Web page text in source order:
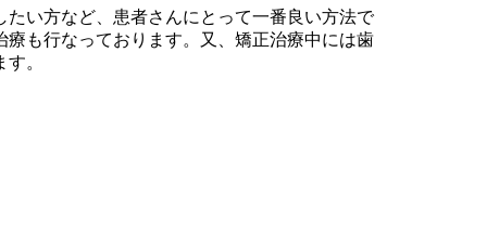
い方など、患者さんにとって一番良い方法で
も行なっております。又、矯正治療中には歯
。